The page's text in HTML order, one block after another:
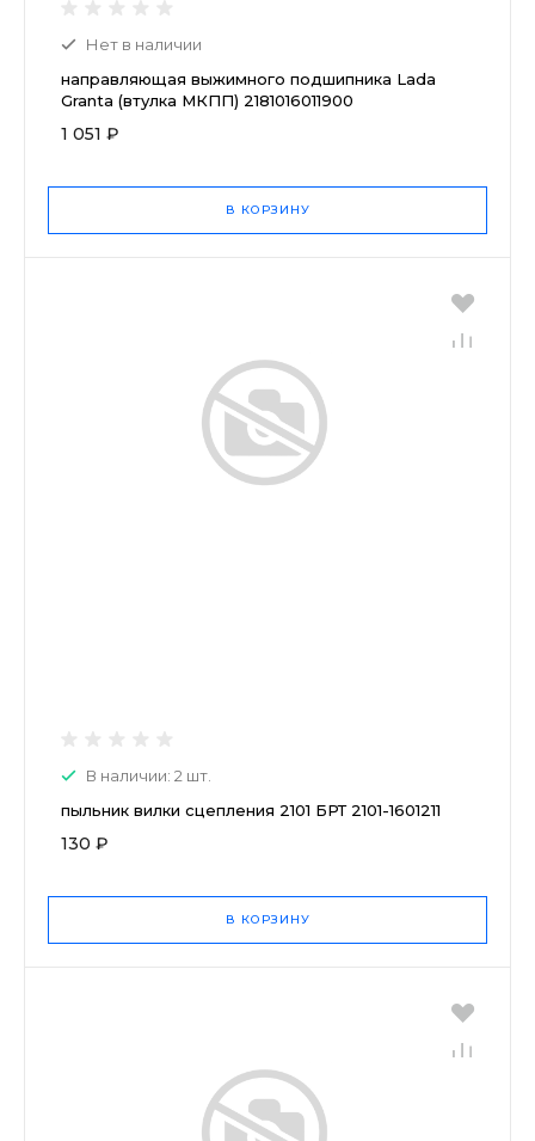
Нет в наличии
направляющая выжимного подшипника Lada
Granta (втулка МКПП) 2181016011900
1 051 ₽
В КОРЗИНУ
В наличии: 2 шт.
пыльник вилки сцепления 2101 БРТ 2101-1601211
130 ₽
В КОРЗИНУ